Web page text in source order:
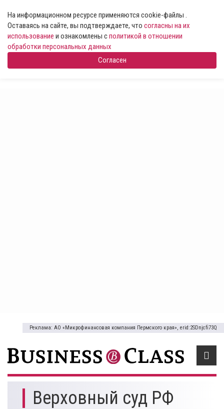
На информационном ресурсе применяются cookie-файлы .
Оставаясь на сайте, вы подтверждаете, что согласны на их
использование и ознакомлены сполитикой в отношении
обработки персональных данных
Согласен
Реклама: АО «Микрофинансовая компания Пермского края», erid:2SDnjcfi73Q
Верховный суд РФ